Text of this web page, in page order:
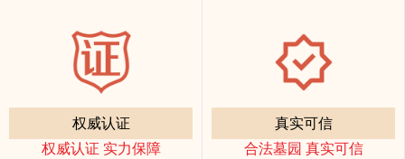
权威认证
权威认证 实力保障
真实可信
合法墓园 真实可信